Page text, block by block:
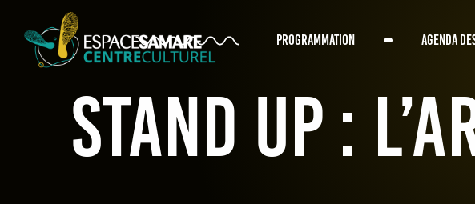
PROGRAMMATION AGENDA
Stand up :